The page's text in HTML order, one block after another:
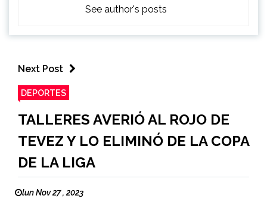
See author's posts
Next Post
DEPORTES
TALLERES AVERIÓ AL ROJO DE
TEVEZ Y LO ELIMINÓ DE LA COPA
DE LA LIGA
lun Nov 27 , 2023